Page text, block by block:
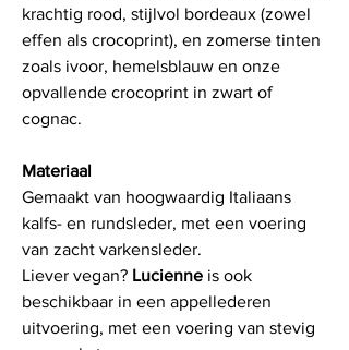
krachtig rood, stijlvol bordeaux (zowel
effen als crocoprint), en zomerse tinten
zoals ivoor, hemelsblauw en onze
opvallende crocoprint in zwart of
cognac.
Materiaal
Gemaakt van hoogwaardig Italiaans
kalfs- en rundsleder, met een voering
van zacht varkensleder.
Liever vegan? Lucienne is ook
beschikbaar in een appellederen
uitvoering, met een voering van stevig